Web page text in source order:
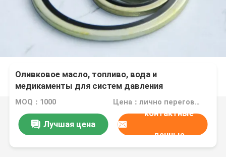
Оливковое масло, топливо, вода и
медикаменты для систем давления
MOQ：1000 Цена：лично переговорить
Лучшая цена
контактные
данные